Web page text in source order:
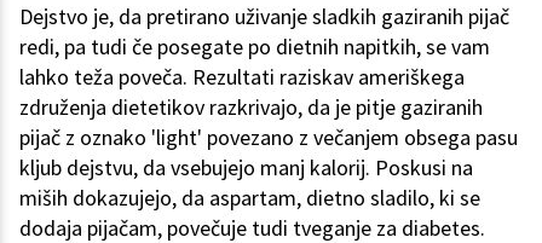
Dejstvo je, da pretirano uživanje sladkih gaziranih pijač
redi, pa tudi če posegate po dietnih napitkih, se vam
lahko teža poveča. Rezultati raziskav ameriškega
združenja dietetikov razkrivajo, da je pitje gaziranih
pijač z oznako 'light' povezano z večanjem obsega pasu
kljub dejstvu, da vsebujejo manj kalorij. Poskusi na
miših dokazujejo, da aspartam, dietno sladilo, ki se
dodaja pijačam, povečuje tudi tveganje za diabetes.